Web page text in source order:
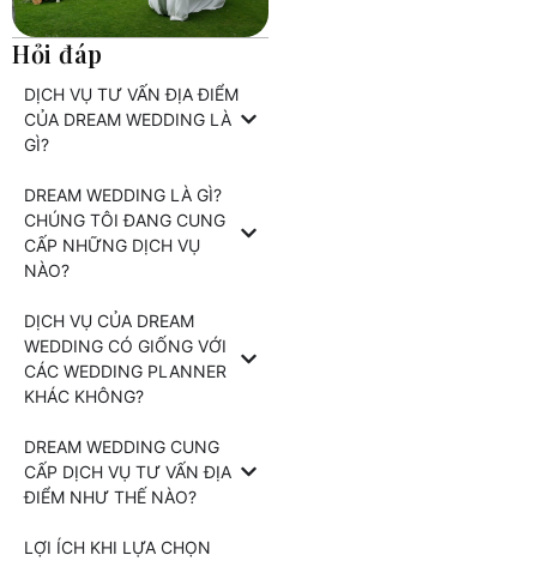
Hỏi đáp
DỊCH VỤ TƯ VẤN ĐỊA ĐIỂM
CỦA DREAM WEDDING LÀ
GÌ?
DREAM WEDDING LÀ GÌ?
CHÚNG TÔI ĐANG CUNG
CẤP NHỮNG DỊCH VỤ
NÀO?
DỊCH VỤ CỦA DREAM
WEDDING CÓ GIỐNG VỚI
CÁC WEDDING PLANNER
KHÁC KHÔNG?
DREAM WEDDING CUNG
CẤP DỊCH VỤ TƯ VẤN ĐỊA
ĐIỂM NHƯ THẾ NÀO?
LỢI ÍCH KHI LỰA CHỌN